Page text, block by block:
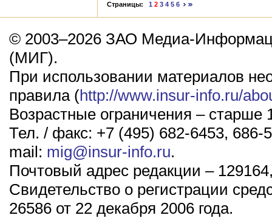
Страницы: 1 2 3 4 5 6
© 2003–2026 ЗАО Медиа-
(МИГ).
При использовании материалов
правила (http://www.insur-info.ru/
Возрастные ограничения – старше
Тел. / факс: +7 (495) 682-6453, 686-
mail: mig@insur-info.ru.
Почтовый адрес редакции –
Свидетельство о регистрации
26586 от 22 декабря 2006 года.